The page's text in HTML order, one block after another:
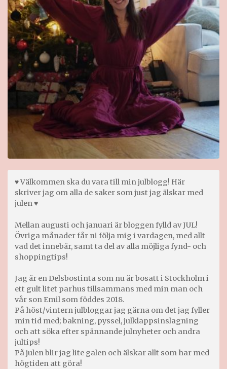
♥ Välkommen ska du vara till min julblogg! Här
skriver jag om alla de saker som just jag älskar med
julen ♥
Mellan augusti och januari är bloggen fylld av JUL!
Övriga månader får ni följa mig i vardagen, med allt
vad det innebär, samt ta del av alla möjliga fynd- och
shoppingtips!
Jag är en Delsbostinta som nu är bosatt i Stockholm i
ett gult litet parhus tillsammans med min man och
vår son Emil som föddes 2018.
På höst/vintern julbloggar jag gärna om det jag fyller
min tid med; bakning, pyssel, julklappsinslagning
och att söka efter spännande julnyheter och andra
jultips!
På julen blir jag lite galen och älskar allt som har med
högtiden att göra!